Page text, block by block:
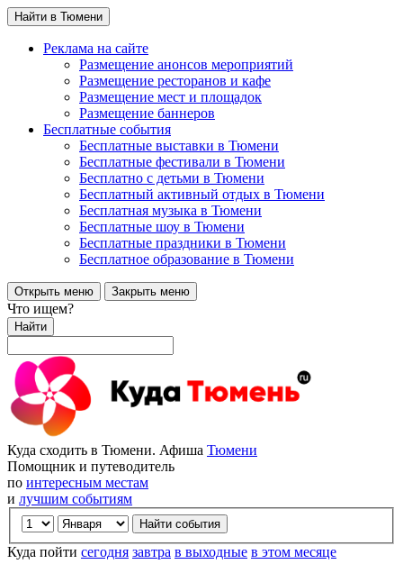
Найти в Тюмени
Реклама на сайте
Размещение анонсов мероприятий
Размещение ресторанов и кафе
Размещение мест и площадок
Размещение баннеров
Бесплатные события
Бесплатные выставки в Тюмени
Бесплатные фестивали в Тюмени
Бесплатно с детьми в Тюмени
Бесплатный активный отдых в Тюмени
Бесплатная музыка в Тюмени
Бесплатные шоу в Тюмени
Бесплатные праздники в Тюмени
Бесплатное образование в Тюмени
Открыть меню Закрыть меню
Что ищем?
Найти
Куда сходить в Тюмени. Афиша Тюмени
Помощник и путеводитель
по интересным местам
и лучшим событиям
Куда пойти сегодня завтра в выходные в этом месяце